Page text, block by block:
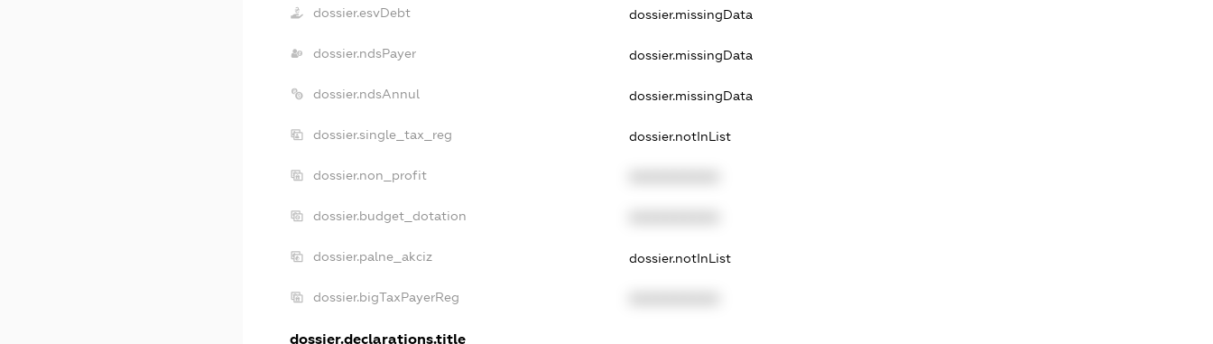
dossier.esvDebt dossier.missingData
dossier.ndsPayer dossier.missingData
dossier.ndsAnnul dossier.missingData
dossier.single_tax_reg dossier.notInList
dossier.non_profit
dossier.budget_dotation
dossier.palne_akciz dossier.notInList
dossier.bigTaxPayerReg
dossier.declarations.title